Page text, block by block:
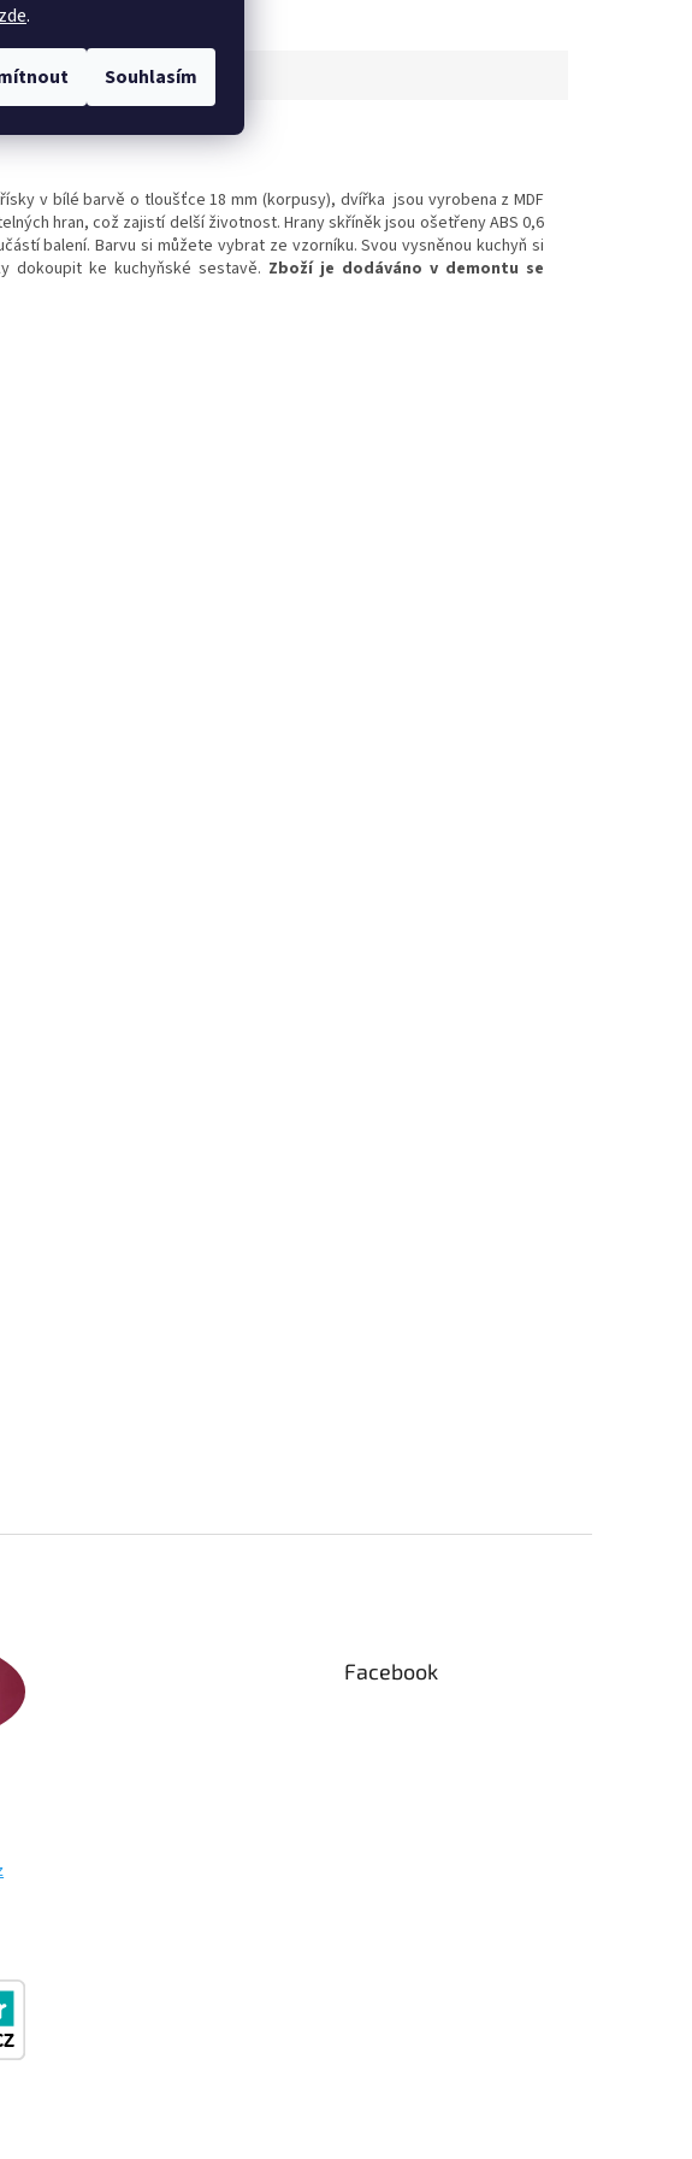
zde.
Souhlasím
v bílé barvě o tloušťce 18 mm (korpusy), dvířka jsou vyrobena z MDF
hran, což zajistí delší životnost. Hrany skříněk jsou ošetřeny ABS 0,6
balení. Barvu si můžete vybrat ze vzorníku. Svou vysněnou kuchyň si
dokoupit ke kuchyňské sestavě. Zboží je dodáváno v demontu se
Facebook